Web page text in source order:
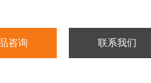
咨询 联系我们